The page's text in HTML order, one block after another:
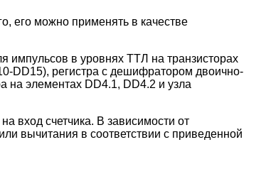
его можно применять в качестве
импульсов в уровнях ТТЛ на транзисторах
DD15), регистра с дешифратором двоично-
на элементах DD4.1, DD4.2 и узла
вход счетчика. В зависимости от
вычитания в соответствии с приведенной